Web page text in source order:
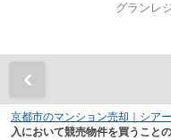
グランレ
京都市のマンション売却｜シア
入において競売物件を買うこと